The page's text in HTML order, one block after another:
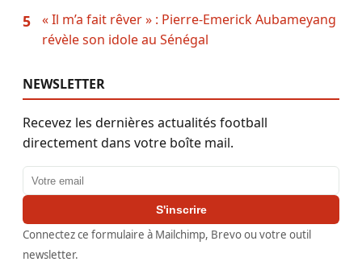
5
« Il m’a fait rêver » : Pierre-Emerick Aubameyang
révèle son idole au Sénégal
NEWSLETTER
Recevez les dernières actualités football
directement dans votre boîte mail.
Adresse email
S'inscrire
Connectez ce formulaire à Mailchimp, Brevo ou votre outil
newsletter.